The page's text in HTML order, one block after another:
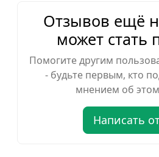
Отзывов ещё
может стать
Помогите другим
- будьте первым, кто
мнением об
Написать